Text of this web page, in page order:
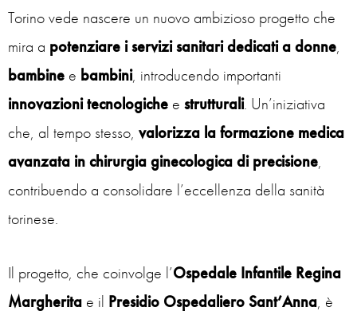
Torino vede nascere un nuovo ambizioso progetto che
mira a potenziare i servizi sanitari dedicati a donne,
bambine e bambini, introducendo importanti
innovazioni tecnologiche e strutturali. Un’iniziativa
che, al tempo stesso, valorizza la formazione medica
avanzata in chirurgia ginecologica di precisione,
contribuendo a consolidare l’eccellenza della sanità
torinese.
Il progetto, che coinvolge l’Ospedale Infantile Regina
Margherita e il Presidio Ospedaliero Sant’Anna, è